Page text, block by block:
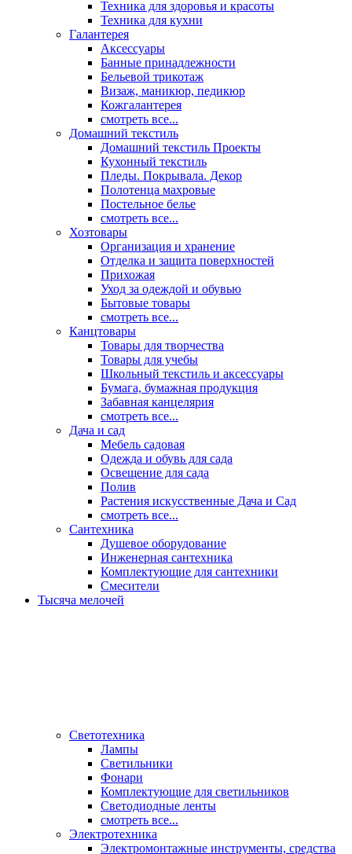
Техника для здоровья и красоты
Техника для кухни
Галантерея
Аксессуары
Банные принадлежности
Бельевой трикотаж
Визаж, маникюр, педикюр
Кожгалантерея
смотреть все...
Домашний текстиль
Домашний текстиль Проекты
Кухонный текстиль
Пледы. Покрывала. Декор
Полотенца махровые
Постельное белье
смотреть все...
Хозтовары
Организация и хранение
Отделка и защита поверхностей
Прихожая
Уход за одеждой и обувью
Бытовые товары
смотреть все...
Канцтовары
Товары для творчества
Товары для учебы
Школьный текстиль и аксессуары
Бумага, бумажная продукция
Забавная канцелярия
смотреть все...
Дача и сад
Мебель садовая
Одежда и обувь для сада
Освещение для сада
Полив
Растения искусственные Дача и Сад
смотреть все...
Сантехника
Душевое оборудование
Инженерная сантехника
Комплектующие для сантехники
Смесители
Тысяча мелочей
Светотехника
Лампы
Светильники
Фонари
Комплектующие для светильников
Светодиодные ленты
смотреть все...
Электротехника
Электромонтажные инструменты, средства